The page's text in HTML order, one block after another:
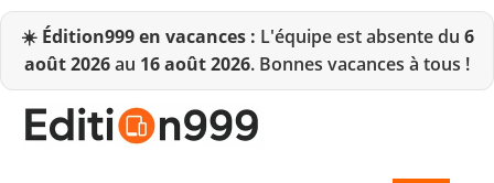
☀️ Édition999 en vacances : L'équipe est absente du 6
août 2026au 16 août 2026. Bonnes vacances à tous !